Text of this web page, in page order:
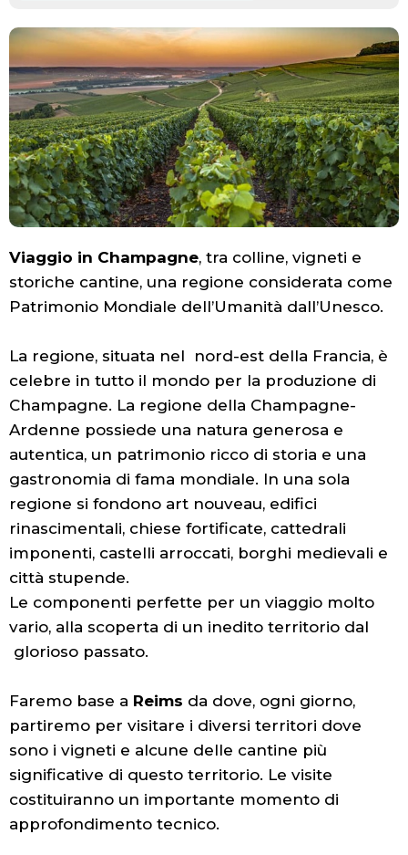
Viaggio in Champagne, tra colline, vigneti e
storiche cantine, una regione considerata come
Patrimonio Mondiale dell’Umanità dall’Unesco.
La regione, situata nel nord-est della Francia, è
celebre in tutto il mondo per la produzione di
Champagne. La regione della Champagne-
Ardenne possiede una natura generosa e
autentica, un patrimonio ricco di storia e una
gastronomia di fama mondiale. In una sola
regione si fondono art nouveau, edifici
rinascimentali, chiese fortificate, cattedrali
imponenti, castelli arroccati, borghi medievali e
città stupende.
Le componenti perfette per un viaggio molto
vario, alla scoperta di un inedito territorio dal
glorioso passato.
Faremo base a Reims da dove, ogni giorno,
partiremo per visitare i diversi territori dove
sono i vigneti e alcune delle cantine più
significative di questo territorio. Le visite
costituiranno un importante momento di
approfondimento tecnico.